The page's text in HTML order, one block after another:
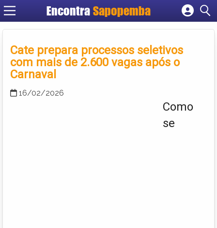
Encontra Sapopemba
Cadastrar empresa
Criar conta
Cate prepara processos seletivos
com mais de 2.600 vagas após o
Carnaval
16/02/2026
Como
se